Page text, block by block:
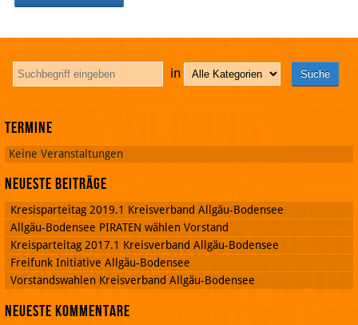
in
Termine
Keine Veranstaltungen
Neueste Beiträge
Kresisparteitag 2019.1 Kreisverband Allgäu-Bodensee
Allgäu-Bodensee PIRATEN wählen Vorstand
Kreisparteitag 2017.1 Kreisverband Allgäu-Bodensee
Freifunk Initiative Allgäu-Bodensee
Vorstandswahlen Kreisverband Allgäu-Bodensee
Neueste Kommentare